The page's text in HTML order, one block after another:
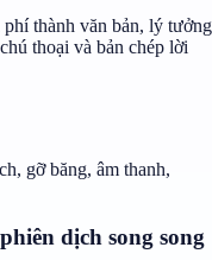
thành văn bản, lý tưởng
thoại và bản chép lời
gỡ băng, âm thanh,
dịch song song